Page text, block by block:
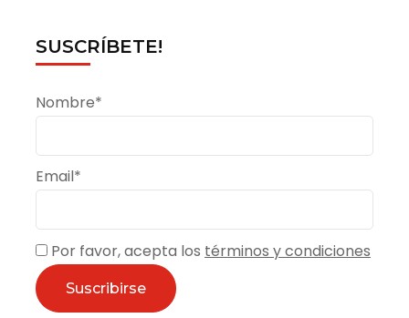
SUSCRÍBETE!
Nombre*
Email*
Por favor, acepta los términos y condiciones